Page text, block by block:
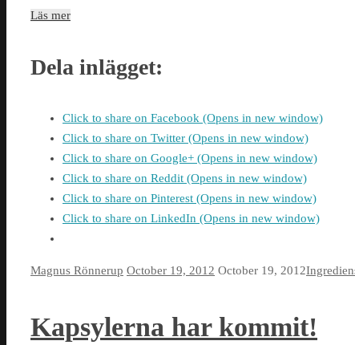
Läs mer
Dela inlägget:
Click to share on Facebook (Opens in new window)
Click to share on Twitter (Opens in new window)
Click to share on Google+ (Opens in new window)
Click to share on Reddit (Opens in new window)
Click to share on Pinterest (Opens in new window)
Click to share on LinkedIn (Opens in new window)
Magnus Rönnerup October 19, 2012 October 19, 2012
Kapsylerna har kommit!